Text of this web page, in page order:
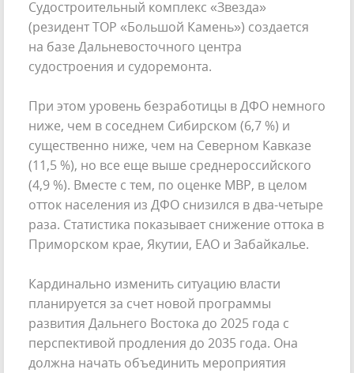
Судостроительный комплекс «Звезда»
(резидент ТОР «Большой Камень») создается
на базе Дальневосточного центра
судостроения и судоремонта.
При этом уровень безработицы в ДФО немного
ниже, чем в соседнем Сибирском (6,7 %) и
существенно ниже, чем на Северном Кавказе
(11,5 %), но все еще выше среднероссийского
(4,9 %). Вместе с тем, по оценке МВР, в целом
отток населения из ДФО снизился в два-четыре
раза. Статистика показывает снижение оттока в
Приморском крае, Якутии, ЕАО и Забайкалье.
Кардинально изменить ситуацию власти
планируется за счет новой программы
развития Дальнего Востока до 2025 года с
перспективой продления до 2035 года. Она
должна начать объединить мероприятия